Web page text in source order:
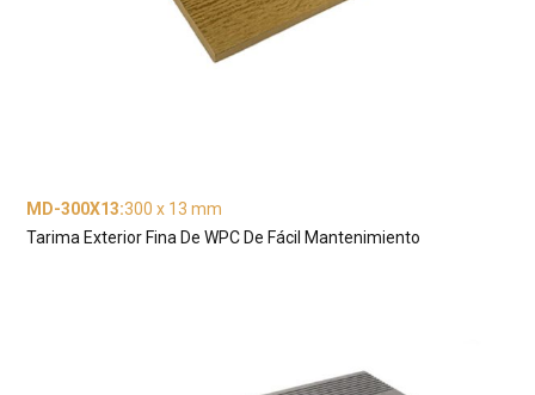
MD-300X13:300 x 13 mm
Tarima Exterior Fina De WPC De Fácil Mantenimiento